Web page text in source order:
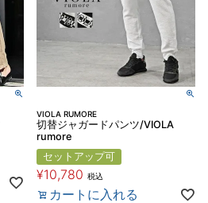
VIOLA RUMORE
切替ジャガードパンツ/VIOLA
rumore
セットアップ可
¥10,780 税込
カートに入れる